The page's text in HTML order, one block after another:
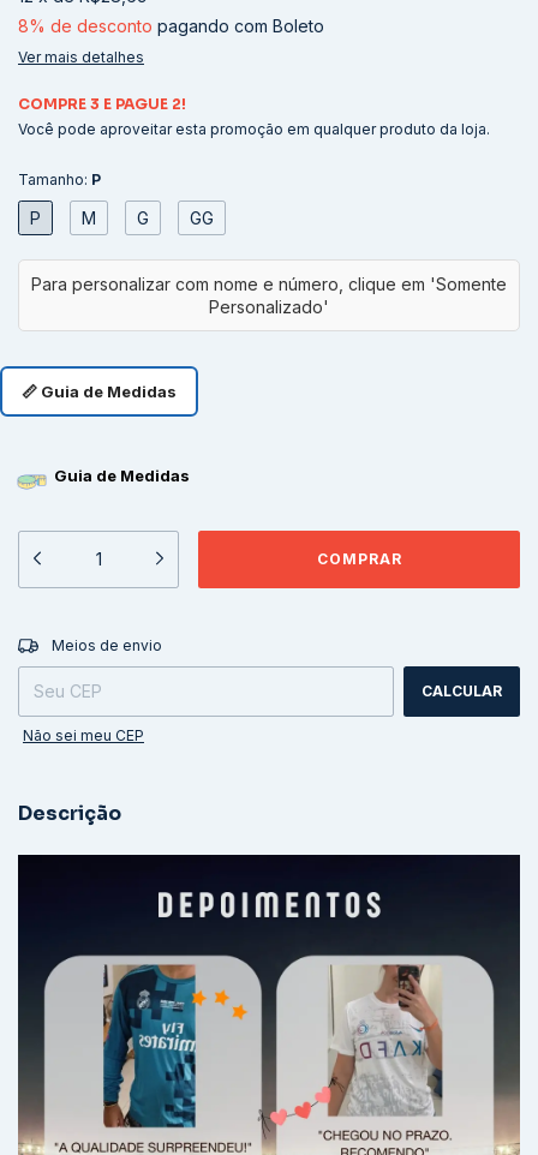
8% de desconto pagando com Boleto
Ver mais detalhes
COMPRE 3 E PAGUE 2!
Você pode aproveitar esta promoção em qualquer produto da loja.
Tamanho: P
P M G GG
📏 Guia de Medidas
Guia de Medidas
Entregas para o CEP:
Meios de envio
CALCULAR
Não sei meu CEP
Descrição